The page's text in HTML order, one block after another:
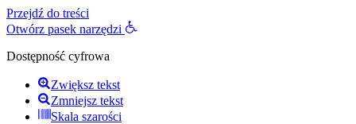
Przejdź do treści
Otwórz pasek narzędzi
Dostępność cyfrowa
Zwiększ tekst
Zmniejsz tekst
Skala szarości